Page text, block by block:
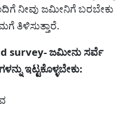
ನೀವು ಜಮೀನಿಗೆ ಬರಬೇಕು
ತಿಳಿಸುತ್ತಾರೆ.
survey- ಜಮೀನು ಸರ್ವೆ
ಇಟ್ಟಕೊಳ್ಳಬೇಕು: